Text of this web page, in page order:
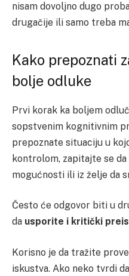
nisam dovoljno dugo
drugačije ili samo treba
Kako prepoznati
bolje odluke
Prvi korak ka boljem
sopstvenim kognitivnim
prepoznate situaciju u
kontrolom, zapitajte se
mogućnosti ili iz želje da
Često će odgovor biti u
da usporite i kritički
Korisno je da tražite
iskustva. Ako neko tvrdi